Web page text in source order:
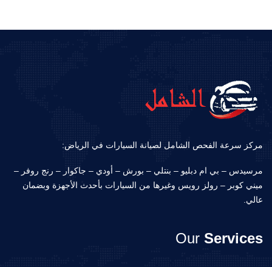
مركز سرعة الفحص الشامل لصيانة السيارات في الرياض:
مرسيدس – بي ام دبليو – بنتلي – بورش – أودي – جاكوار – رنج روفر –
ميني كوبر – رولز رويس وغيرها من السيارات بأحدث الأجهزة وبضمان
عالي.
Our Services